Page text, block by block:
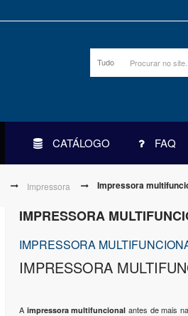
Tudo
CATÁLOGO FAQ
Impressora Impressora
IMPRESSORA
IMPRESSORA
IMPRESSORA
A impressora multifuncional antes de mais